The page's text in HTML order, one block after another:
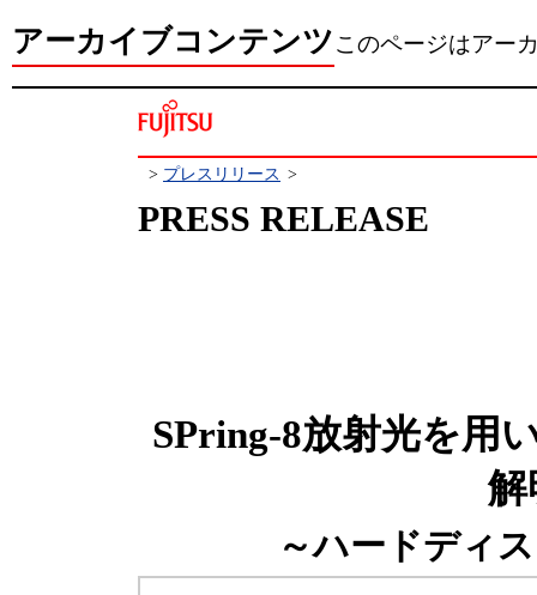
アーカイブコンテンツこのページはアー
> プレスリリース >
PRESS RELEASE
SPring-8放射光を用
解
～ハードディ